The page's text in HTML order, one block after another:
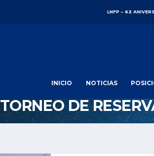
LNFP – 62
INICIO NOTICIAS
TORNEO DE